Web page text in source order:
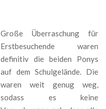
Große Überraschung für
Erstbesuchende waren
definitiv die beiden Ponys
auf dem Schulgelände. Die
waren weit genug weg,
sodass es keine